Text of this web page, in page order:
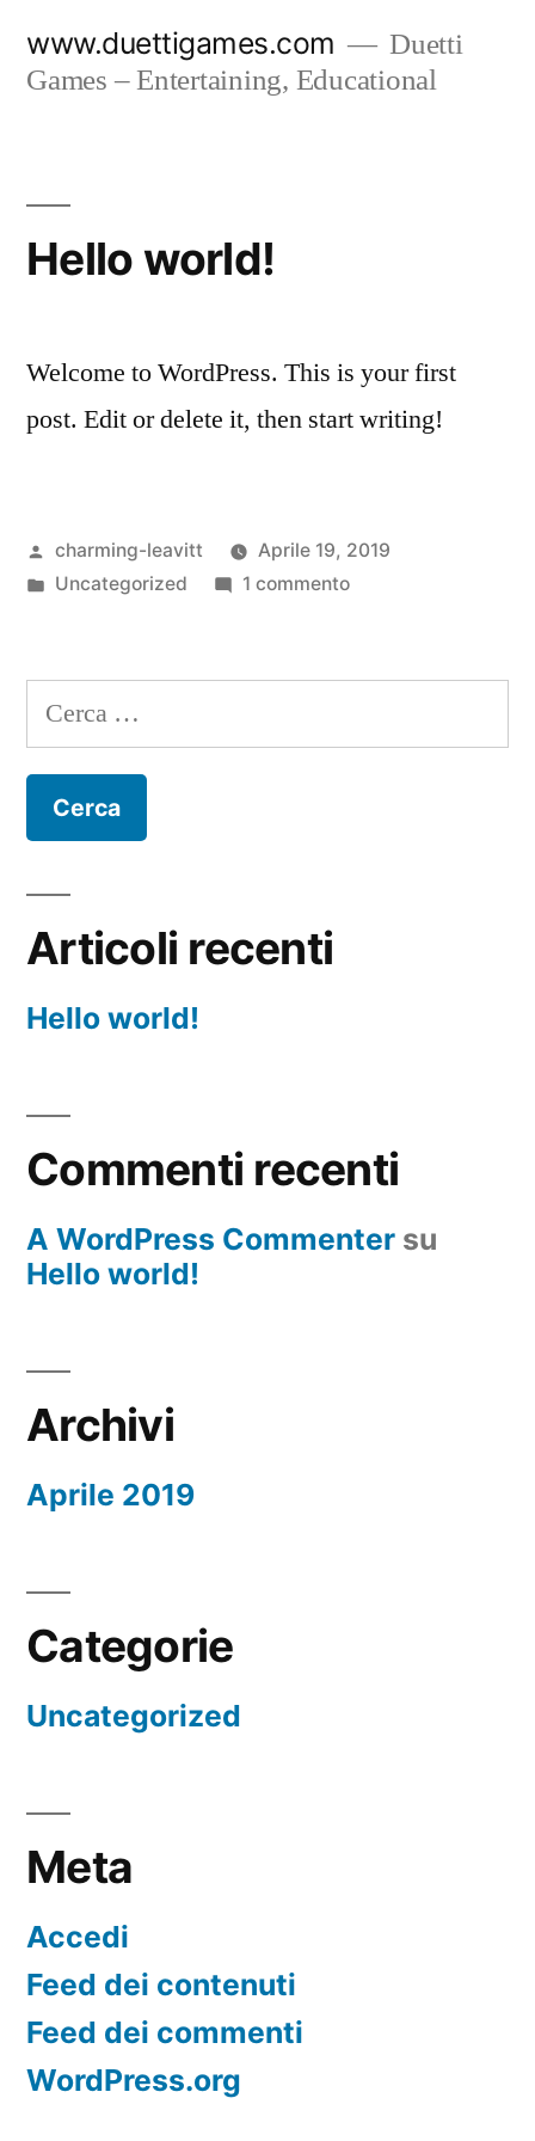
www.duettigames.com
Duetti
Games – Entertaining, Educational
Hello world!
Welcome to WordPress. This is your first
post. Edit or delete it, then start writing!
Pubblicato
da
charming-leavitt
Aprile 19, 2019
Pubblicato
Uncategorized 1 commentosu
Ricerca
per:
Articoli recenti
Hello world!
Commenti recenti
A WordPress Commenter su
Hello world!
Archivi
Aprile 2019
Categorie
Uncategorized
Meta
Accedi
Feed dei contenuti
Feed dei commenti
WordPress.org